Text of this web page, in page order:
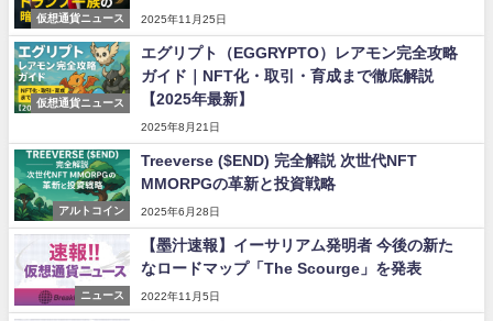
仮想通貨ニュース 2025年11月25日
仮想通貨ニュース
エグリプト（EGGRYPTO）レアモン完全攻略
ガイド｜NFT化・取引・育成まで徹底解説
【2025年最新】
2025年8月21日
アルトコイン
Treeverse ($END) 完全解説 次世代NFT
MMORPGの革新と投資戦略
2025年6月28日
ニュース
【墨汁速報】イーサリアム発明者 今後の新た
なロードマップ「The Scourge」を発表
2022年11月5日